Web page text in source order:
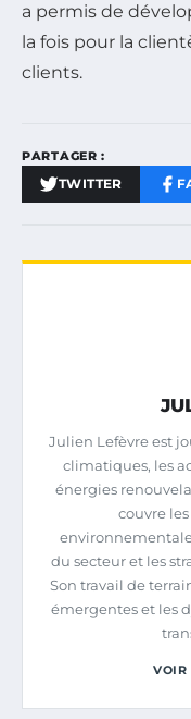
a permis de
la fois pour la
clients.
PARTAGER :
TWITTER
Julien Lefèvre est
climatiques, les
énergies
couvre
du secteur et les
Son travail de
émergentes et les
VOIR